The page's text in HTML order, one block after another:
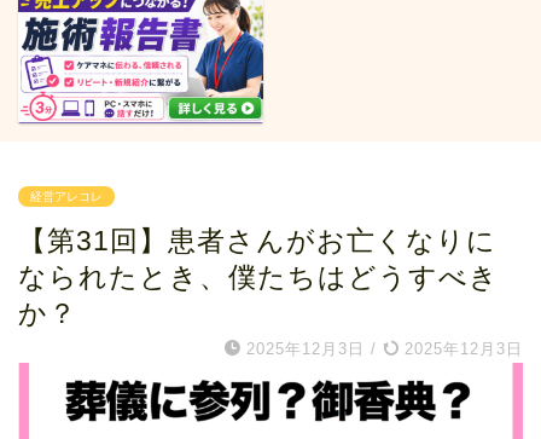
経営アレコレ
【第31回】患者さんがお亡くなりに
なられたとき、僕たちはどうすべき
か？
2025年12月3日 / 2025年12月3日